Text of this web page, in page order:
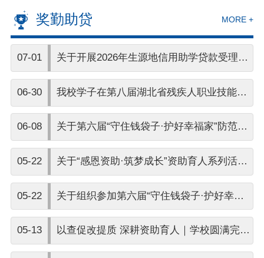
奖勤助贷 MORE +
07-01 关于开展2026年生源地信用助学贷款受理工
06-30 我校学子在第八届湖北省残疾人职业技能竞
06-08 关于第六届“守住钱袋子·护好幸福家”防范非
品名单公布
05-22 关于“感恩资助·筑梦成长”资助育人系列活动
05-22 关于组织参加第六届“守住钱袋子·护好幸福
动的通知
05-13 以查促改提质 深耕资助育人｜学校圆满完成